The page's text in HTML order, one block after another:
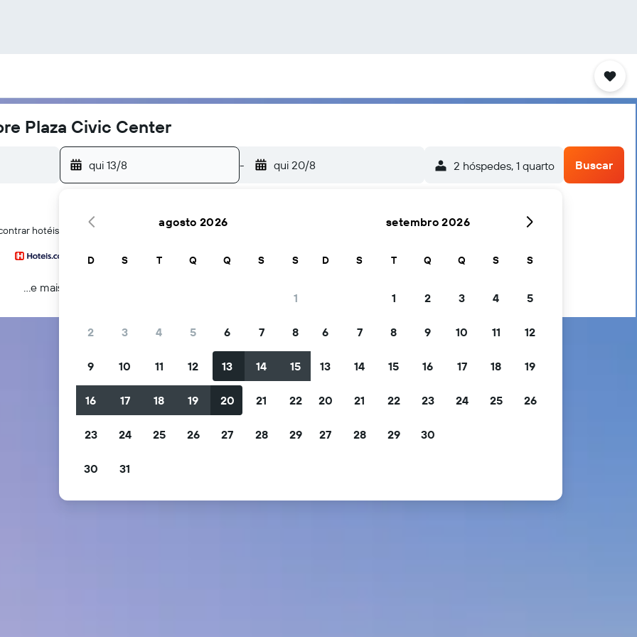
Plaza Civic Center
qui 13/8 - qui 20/8 2 hóspedes, 1 quarto Buscar
hotéis perto de Rushmore Plaza Civic Center em Rapid City
...e mais
agosto 2026
D S T Q Q S S
1
2 3 4 5 6 7 8
9 10 11 12 13 14 15
16 17 18 19 20 21 22
23 24 25 26 27 28 29
30 31
setembro 2026
D S T Q Q S S
1 2 3 4 5
6 7 8 9 10 11 12
13 14 15 16 17 18 19
20 21 22 23 24 25 26
27 28 29 30